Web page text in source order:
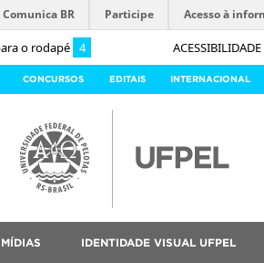
o rodapé 4 ACESSIBILIDADE
Comunica BR Participe Acesso à
CONCURSOS EDITAIS INTERNACIONAL
MÍDIAS IDENTIDADE VISUAL UFPEL